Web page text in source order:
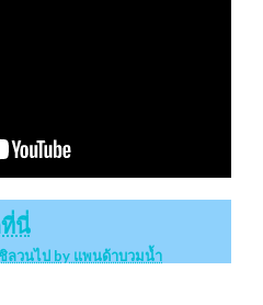
นี่
ลวนไป by แพนด้าบวมน้ำ